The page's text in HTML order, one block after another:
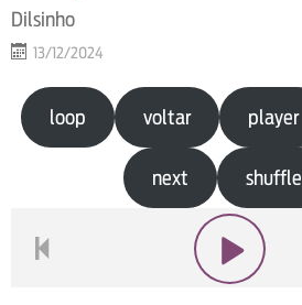
Dilsinho
13/12/2024
loop voltar player
next shuffle